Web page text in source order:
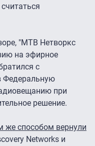
"МТВ Нетворкс
на эфирное
с
Федеральную
при
решение.
же способом вернули
Networks и